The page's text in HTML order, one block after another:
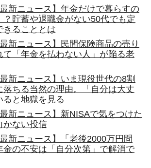
最新ニュース】年金だけで暮らすの
？貯蓄や退職金がない50代でも定
きることとは
新ニュース】民間保険商品の売り
て「年金を払わない人」が陥る老
新ニュース】いま現役世代の8割
落ちる当然の理由。「自分は大丈
ると地獄を見る
新ニュース】新NISAで気をつけた
かない投信
新ニュース】「老後2000万円問
金の不安は「自分次第」で解消で